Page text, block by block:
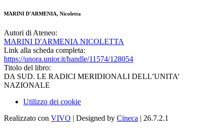
MARINI D'ARMENIA, Nicoletta
Autori di Ateneo:
MARINI D'ARMENIA NICOLETTA
Link alla scheda completa:
https://unora.unior.it/handle/11574/128054
Titolo del libro:
DA SUD. LE RADICI MERIDIONALI DELL’UNITA’
NAZIONALE
Utilizzo dei cookie
Realizzato con VIVO | Designed by Cineca | 26.7.2.1